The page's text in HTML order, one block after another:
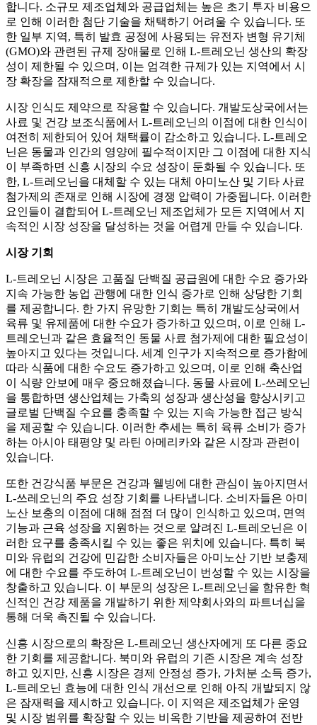
합니다. 소규모 제조업체와 공급업체는 높은 초기 투자 비용으
로 인해 이러한 첨단 기술을 채택하기 어려울 수 있습니다. 또
한 일부 지역, 특히 발효 공정에 사용되는 유전자 변형 유기체
(GMO)와 관련된 규제 장애물로 인해 L-트레오닌 생산의 확장
성이 제한될 수 있으며, 이는 엄격한 규제가 있는 지역에서 시
장 확장을 잠재적으로 제한할 수 있습니다.
시장 인식도 제약으로 작용할 수 있습니다. 개발도상국에서는
사료 및 건강 보조식품에서 L-트레오닌의 이점에 대한 인식이
여전히 제한되어 있어 채택률이 감소하고 있습니다. L-트레오
닌은 동물과 인간의 영양에 필수적이지만 그 이점에 대한 지식
이 부족하면 신흥 시장의 수요 성장이 둔화될 수 있습니다. 또
한, L-트레오닌을 대체할 수 있는 대체 아미노산 및 기타 사료
첨가제의 존재로 인해 시장에 경쟁 압력이 가중됩니다. 이러한
요인들이 결합되어 L-트레오닌 제조업체가 모든 지역에서 지
속적인 시장 성장을 달성하는 것을 어렵게 만들 수 있습니다.
시장 기회
L-트레오닌 시장은 고품질 단백질 공급원에 대한 수요 증가와
지속 가능한 농업 관행에 대한 인식 증가로 인해 상당한 기회
를 제공합니다. 한 가지 유망한 기회는 특히 개발도상국에서
육류 및 유제품에 대한 수요가 증가하고 있으며, 이로 인해 L-
트레오닌과 같은 효율적인 동물 사료 첨가제에 대한 필요성이
높아지고 있다는 것입니다. 세계 인구가 지속적으로 증가함에
따라 식품에 대한 수요도 증가하고 있으며, 이로 인해 축산업
이 식량 안보에 매우 중요해졌습니다. 동물 사료에 L-쓰레오닌
을 통합하면 생산업체는 가축의 성장과 생산성을 향상시키고
글로벌 단백질 수요를 충족할 수 있는 지속 가능한 접근 방식
을 제공할 수 있습니다. 이러한 추세는 특히 육류 소비가 증가
하는 아시아 태평양 및 라틴 아메리카와 같은 시장과 관련이
있습니다.
또한 건강식품 부문은 건강과 웰빙에 대한 관심이 높아지면서
L-쓰레오닌의 주요 성장 기회를 나타냅니다. 소비자들은 아미
노산 보충의 이점에 대해 점점 더 많이 인식하고 있으며, 면역
기능과 근육 성장을 지원하는 것으로 알려진 L-트레오닌은 이
러한 요구를 충족시킬 수 있는 좋은 위치에 있습니다. 특히 북
미와 유럽의 건강에 민감한 소비자들은 아미노산 기반 보충제
에 대한 수요를 주도하여 L-트레오닌이 번성할 수 있는 시장을
창출하고 있습니다. 이 부문의 성장은 L-트레오닌을 함유한 혁
신적인 건강 제품을 개발하기 위한 제약회사와의 파트너십을
통해 더욱 촉진될 수 있습니다.
신흥 시장으로의 확장은 L-트레오닌 생산자에게 또 다른 중요
한 기회를 제공합니다. 북미와 유럽의 기존 시장은 계속 성장
하고 있지만, 신흥 시장은 경제 안정성 증가, 가처분 소득 증가,
L-트레오닌 효능에 대한 인식 개선으로 인해 아직 개발되지 않
은 잠재력을 제시하고 있습니다. 이 지역은 제조업체가 운영
및 시장 범위를 확장할 수 있는 비옥한 기반을 제공하여 전반